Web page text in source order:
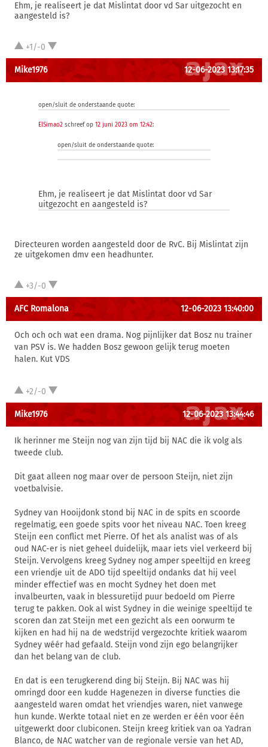
Ehm, je realiseert je dat Mislintat door vd Sar uitgezocht en
aangesteld is?
+1/-0
Mike1976 12-06-2023 13:17:35
open/sluit de onderstaande quote:
ElSimao2 schreef op 12 juni 2023 om 12:42:
open/sluit de onderstaande quote:
Ehm, je realiseert je dat Mislintat door vd Sar
uitgezocht en aangesteld is?
Directeuren worden aangesteld door de RvC. Bij Mislintat zijn
ze uitgekomen dmv een headhunter.
+3/-0
AFC Romalona 12-06-2023 13:40:00
Och och och wat een drama. Nog pijnlijker dat Bosz nu trainer
van PSV is. We hadden Bosz gewoon gelijk terug moeten
halen. Kut VDS
+2/-0
Mike1976 12-06-2023 13:44:46
Ik herinner me Steijn nog van zijn tijd bij NAC die ik volg als
tweede club.
Dit gaat alleen nog maar over de persoon Steijn, niet zijn
voetbalvisie.
Sydney van Hooijdonk stond bij NAC in de spits en scoorde
regelmatig, een goede spits voor het niveau NAC. Toen kreeg
Steijn een conflict met Pierre. Of het als analist was of als
oud NAC-er is niet geheel duidelijk, maar iets viel verkeerd bij
Steijn. Vervolgens kreeg Sydney nog amper speeltijd en kreeg
een vriendje uit de ADO tijd speeltijd ondanks dat hij veel
minder effectief was en mocht Sydney het doen met
invalbeurten, vaak in blessuretijd puur bedoeld om Pierre
terug te pakken. Ook al wist Sydney in die weinige speeltijd te
scoren dan zat Steijn met een gezicht als een oorwurm te
kijken en had hij na de wedstrijd vergezochte kritiek waarom
Sydney wéér had gefaald. Steijn vond zijn ego belangrijker
dan het belang van de club.
En dat is een terugkerend ding bij Steijn. Bij NAC was hij
omringd door een kudde Hagenezen in diverse functies die
aangesteld waren omdat het vriendjes waren, niet vanwege
hun kunde. Werkte totaal niet en ze werden er één voor één
uitgewerkt door clubiconen. Steijn kreeg kritiek van oa Yadran
Blanco, de NAC watcher van de regionale versie van het AD,